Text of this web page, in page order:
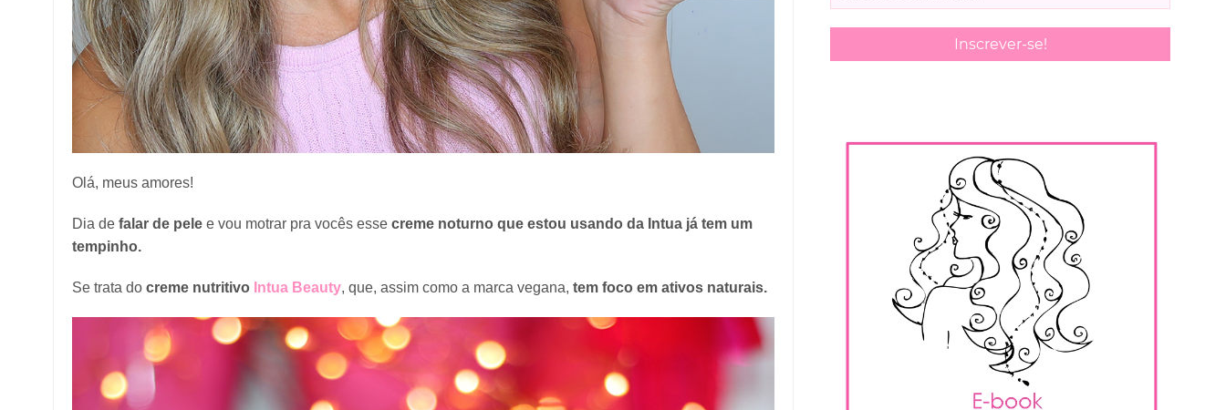
Olá, meus amores!
Dia de falar de pele e vou motrar pra vocês esse creme noturno que estou usando da Intua já tem um
tempinho.
Se trata do creme nutritivo Intua Beauty, que, assim como a marca vegana, tem foco em ativos naturais.